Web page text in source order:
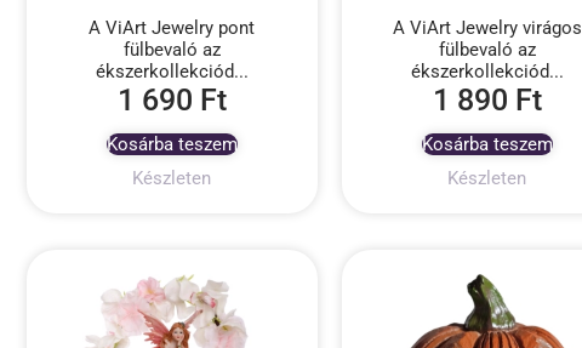
Készleten
1 690 Ft
A ViArt Jewelry pont
fülbevaló az
ékszerkollekciód...
Kosárba teszem
Készleten
1 890 Ft
A ViArt Jewelry virágos
fülbevaló az
ékszerkollekciód...
Kosárba teszem